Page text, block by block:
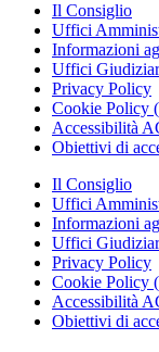
Il Consiglio
Uffici
Informazioni
Uffici
Privacy Policy
Cookie Policy
Accessibilità
Obiettivi di
Il Consiglio
Uffici
Informazioni
Uffici
Privacy Policy
Cookie Policy
Accessibilità
Obiettivi di